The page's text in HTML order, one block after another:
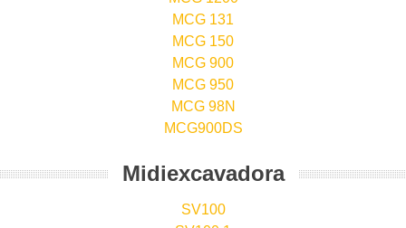
MCG 131
MCG 150
MCG 900
MCG 950
MCG 98N
MCG900DS
Midiexcavadora
SV100